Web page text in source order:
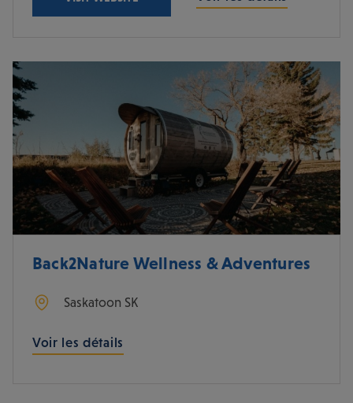
Back2Nature Wellness & Adventures
Saskatoon SK
Voir les détails